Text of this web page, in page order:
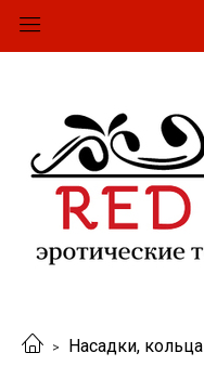
Насадки, кольца